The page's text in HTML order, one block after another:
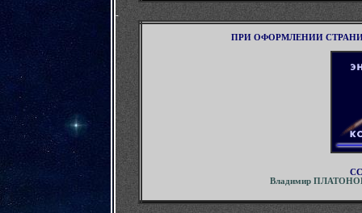
-
ПРИ ОФОРМЛЕНИИ
Владимир ПЛАТОНОВ.